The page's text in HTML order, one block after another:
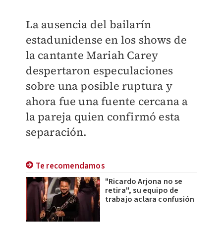
La ausencia del bailarín
estadunidense en los shows de
la cantante Mariah Carey
despertaron especulaciones
sobre una posible ruptura y
ahora fue una fuente cercana a
la pareja quien confirmó esta
separación.
Te recomendamos
"Ricardo Arjona no se
retira", su equipo de
trabajo aclara confusión